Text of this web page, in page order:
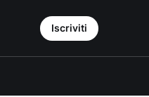
Iscriviti